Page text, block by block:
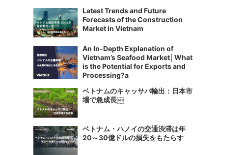
Latest Trends and Future
Forecasts of the Construction
Market in Vietnam
An In-Depth Explanation of
Vietnam’s Seafood Market│What
is the Potential for Exports and
Processing?a
ベトナムのキャッサバ輸出：日本市
場で急成長￼
ベトナム・ハノイの交通渋滞は年
20～30億ドルの損失をもたらす